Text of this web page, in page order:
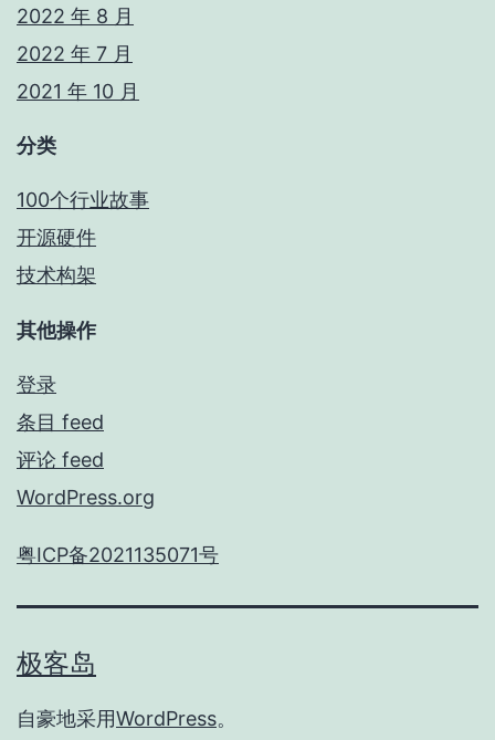
2022 年 8 月
2022 年 7 月
2021 年 10 月
分类
100个行业故事
开源硬件
技术构架
其他操作
登录
条目 feed
评论 feed
WordPress.org
粤ICP备2021135071号
极客岛
自豪地采用WordPress。